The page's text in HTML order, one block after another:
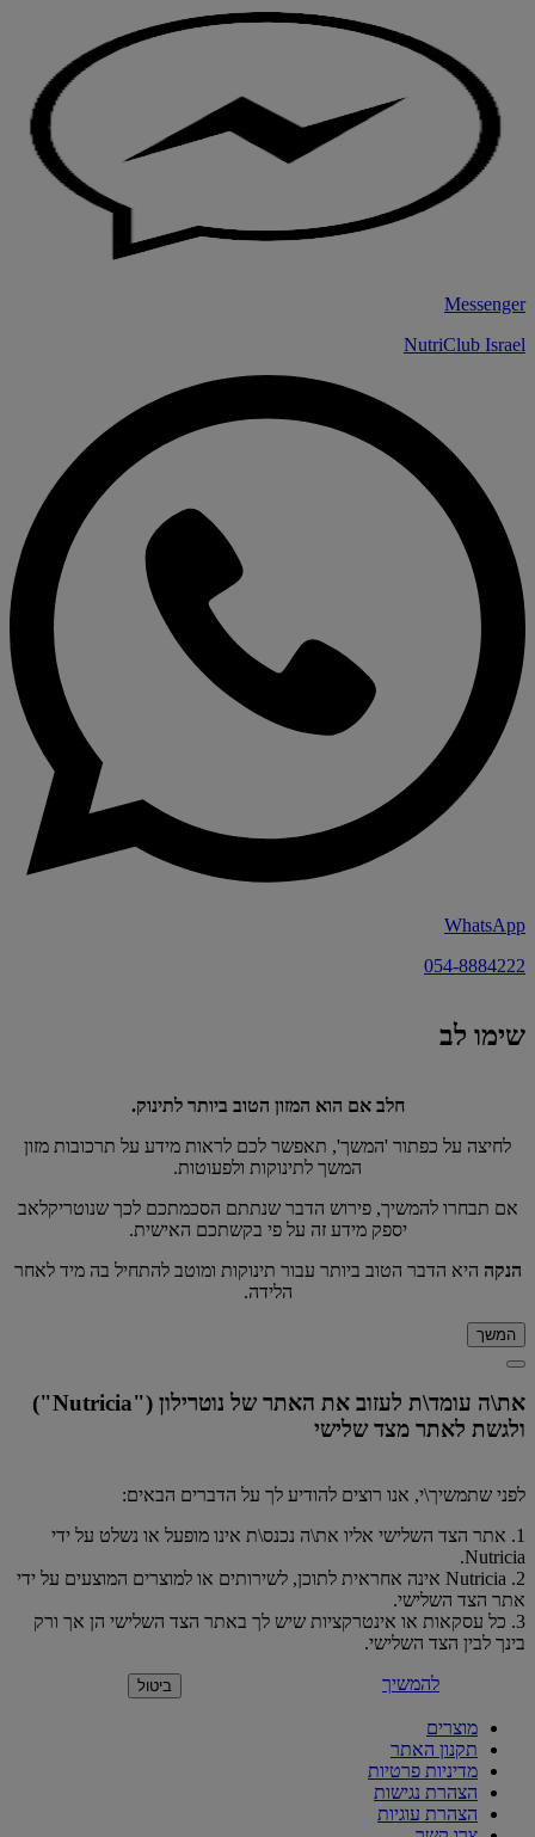
Messenger
NutriClub Israel
WhatsApp
054-8884222
שימו לב
חלב אם הוא המזון הטוב ביותר לתינוק.
לחיצה על כפתור 'המשך', תאפשר לכם לראות מידע על תרכובות מזון
המשך לתינוקות ולפעוטות.
אם תבחרו להמשיך, פירוש הדבר שנתתם הסכמתכם לכך שנוטריקלאב
יספק מידע זה על פי בקשתכם האישית.
הנקה היא הדבר הטוב ביותר עבור תינוקות ומוטב להתחיל בה מיד לאחר
הלידה.
המשך
את\ה עומד\ת לעזוב את האתר של נוטרילון ("Nutricia")
ולגשת לאתר מצד שלישי
לפני שתמשיך\י, אנו רוצים להודיע ​​לך על הדברים הבאים:
1. אתר הצד השלישי אליו את\ה נכנס\ת אינו מופעל או נשלט על ידי
Nutricia.
2. Nutricia אינה אחראית לתוכן, לשירותים או למוצרים המוצעים על ידי
אתר הצד השלישי.
3. כל עסקאות או אינטרקציות שיש לך באתר הצד השלישי הן אך ורק
בינך לבין הצד השלישי.
ביטול להמשיך
מוצרים
תקנון האתר
מדיניות פרטיות
הצהרת נגישות
הצהרת עוגיות